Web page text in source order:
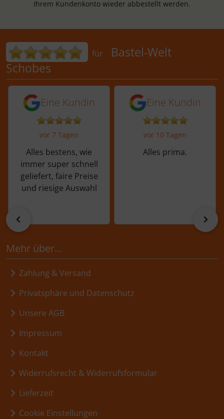
Ihrem Kundenkonto wieder abbestellt werden.
Bewertungen für Bastel-Welt
für
Bastel-Welt
Schobes
5 von 5 Sternen von einer Kundin vor
Eine Kundin
vor 7 Tagen
Alles bestens, wie
immer super schnell
geliefert, faire Preise
und riesige Auswahl
5 von 5 Sternen
Eine Kundin
vor 10 Tagen
Alles prima.
vor
Mehr über...
Zahlung & Versand
Privatsphäre und Datenschutz
Unsere AGB
Impressum
Kontakt
Widerrufsrecht & Widerrufsformular
Lieferzeit
Cookie Einstellungen